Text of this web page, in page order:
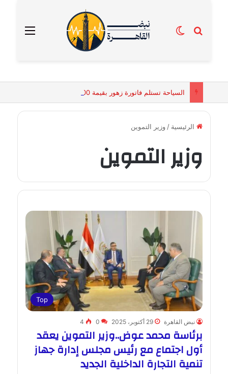
القائمة بحث عنالوضع المظلم
الرئيسية / وزير التموين
وزير التموين
Top
نبض القاهرة 29 أكتوبر، 2025 0
4
برئاسة محمد عوض..وزير التموين يعقد
أول اجتماع مع رئيس مجلس إدارة جهاز
تنمية التجارة الداخلية الجديد